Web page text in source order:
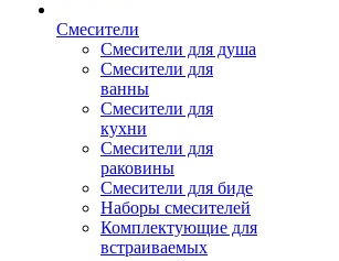
Смесители
Смесители для душа
Смесители для
ванны
Смесители для
кухни
Смесители для
раковины
Смесители для биде
Наборы смесителей
Комплектующие для
встраиваемых